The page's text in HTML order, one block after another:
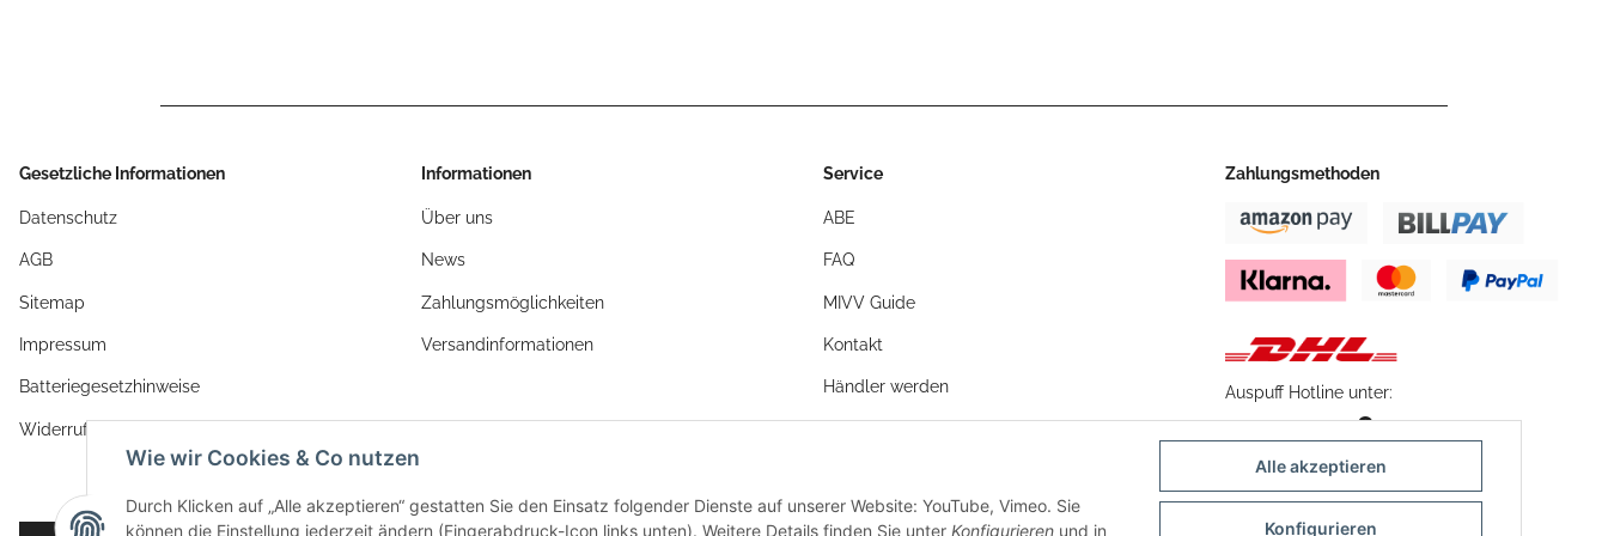
Alle akzeptieren
Konfigurieren
Wie wir Cookies & Co nutzen
Durch Klicken auf „Alle akzeptieren“ gestatten Sie den Einsatz folgender Dienste auf unserer Website: YouTube, Vimeo. Sie
können die Einstellung jederzeit ändern (Fingerabdruck-Icon links unten). Weitere Details finden Sie unter Konfigurieren und in
Gesetzliche Informationen
Datenschutz
AGB
Sitemap
Impressum
Batteriegesetzhinweise
Widerrufsrecht
Informationen
Über uns
News
Zahlungsmöglichkeiten
Versandinformationen
Service
ABE
FAQ
MIVV Guide
Kontakt
Händler werden
Zahlungsmethoden
Auspuff Hotline unter:
02303 – 983 77 27
Mo – Fr, 10:00 - 17:00 Uhr